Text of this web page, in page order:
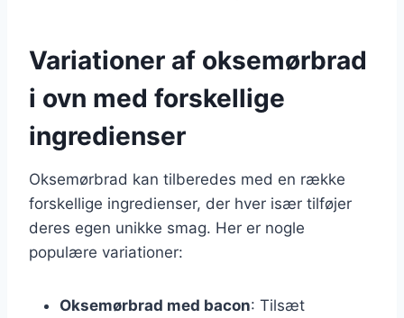
Variationer af oksemørbrad
i ovn med forskellige
ingredienser
Oksemørbrad kan tilberedes med en række
forskellige ingredienser, der hver især tilføjer
deres egen unikke smag. Her er nogle
populære variationer:
Oksemørbrad med bacon: Tilsæt